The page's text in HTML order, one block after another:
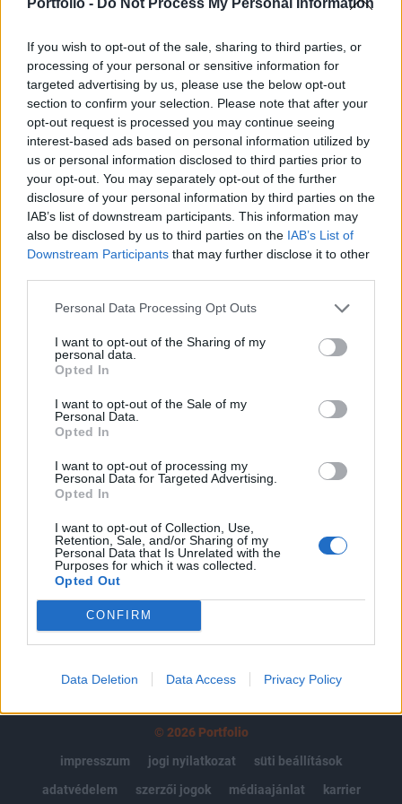
If you wish to opt-out of the sale, sharing to third parties, or
processing of your personal or sensitive information for
targeted advertising by us, please use the below opt-out
section to confirm your selection. Please note that after your
opt-out request is processed you may continue seeing
interest-based ads based on personal information utilized by
us or personal information disclosed to third parties prior to
your opt-out. You may separately opt-out of the further
disclosure of your personal information by third parties on the
IAB’s list of downstream participants. This information may
also be disclosed by us to third parties on the IAB’s List of
Downstream Participants that may further disclose it to other
Personal Data Processing Opt Outs
I want to opt-out of the Sharing of my
personal data.
Opted In
I want to opt-out of the Sale of my
Personal Data.
Opted In
I want to opt-out of processing my
Personal Data for Targeted Advertising.
Opted In
I want to opt-out of Collection, Use,
Retention, Sale, and/or Sharing of my
Personal Data that Is Unrelated with the
Purposes for which it was collected.
Opted Out
CONFIRM
Data Deletion Data Access Privacy Policy
Államokban és az Európai Unióban pedig már
hevesebb az ellenállás a terv ellen.
Energy Investment Forum 2026Az energiaszektor
csúcsvezetői egy helyen: stratégiai válaszok
versenyképességről, beruházásokról, szabályozásról és az
energetikai jövőjéről.Információ és jelentkezésA CLASP
energiahatékonysággal foglalkozó nem kormányzati
szervezet, az Európai Közegészségügyi Szövetség (EPHA)
és a Holland Alkalmazott Tudományos Kutatási Szervezet
(TNO)...
KEDVES OLVASÓNK!
A keresett cikk a portfolio.hu hírarchívumához
tartozik, melynek olvasása előfizetéses
regisztrációhoz kötött.
Az előfizetés a következőket tartalmazza:
Portfolio.hu teljes cikkarchívum
Kötéslisták: BÉT elmúlt 2 év napon belüli
kötéslistái
Előfizetés
MÁR ELŐFIZETŐNK VAGY?
© 2026 Portfolio
impresszum
jogi nyilatkozat
süti beállítások
adatvédelem
szerzői jogok médiaajánlat karrier